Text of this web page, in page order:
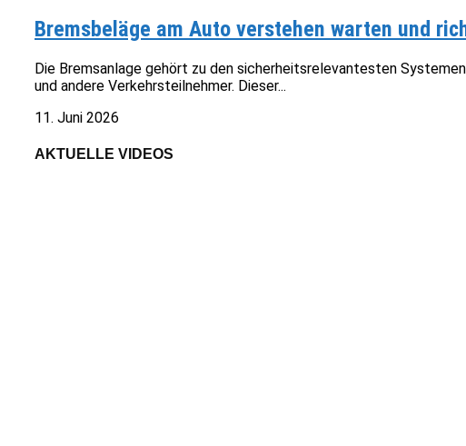
Bremsbeläge am Auto verstehen warten und
Die Bremsanlage gehört zu den sicherheitsrelevantesten
und andere Verkehrsteilnehmer. Dieser...
11. Juni 2026
AKTUELLE VIDEOS